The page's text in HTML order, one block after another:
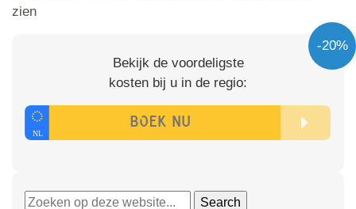
zien
-20%
Bekijk de voordeligste
kosten bij u in de regio: